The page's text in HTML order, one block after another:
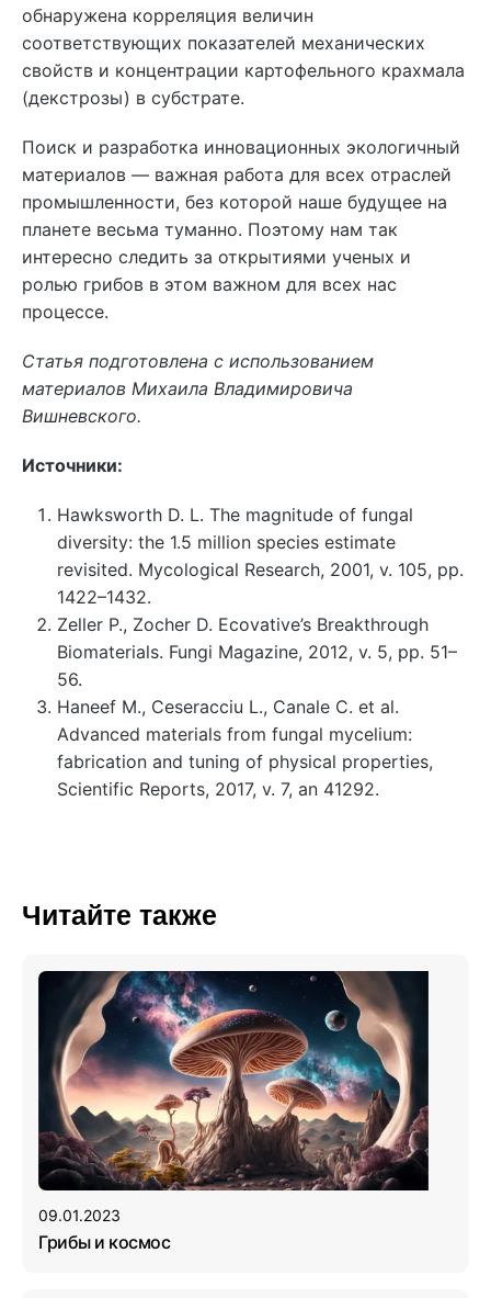
обнаружена корреляция величин
соответствующих показателей механических
свойств и концентрации картофельного крахмала
(декстрозы) в субстрате.
Поиск и разработка инновационных экологичный
материалов — важная работа для всех отраслей
промышленности, без которой наше будущее на
планете весьма туманно. Поэтому нам так
интересно следить за открытиями ученых и
ролью грибов в этом важном для всех нас
процессе.
Статья подготовлена с использованием
материалов Михаила Владимировича
Вишневского.
Источники:
Hawksworth D. L. The magnitude of fungal
diversity: the 1.5 million species estimate
revisited. Mycological Research, 2001, v. 105, pp.
1422–1432.
Zeller P., Zocher D. Ecovative’s Breakthrough
Biomaterials. Fungi Magazine, 2012, v. 5, pp. 51–
56.
Haneef M., Ceseracciu L., Canale C. et al.
Advanced materials from fungal mycelium:
fabrication and tuning of physical properties,
Scientific Reports, 2017, v. 7, an 41292.
Читайте также
09.01.2023
Грибы и космос